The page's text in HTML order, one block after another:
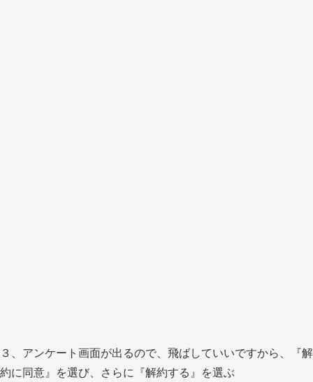
３、アンケート画面が出るので、飛ばしていいですから、『解
約に同意』を選び、さらに『解約する』を選ぶ